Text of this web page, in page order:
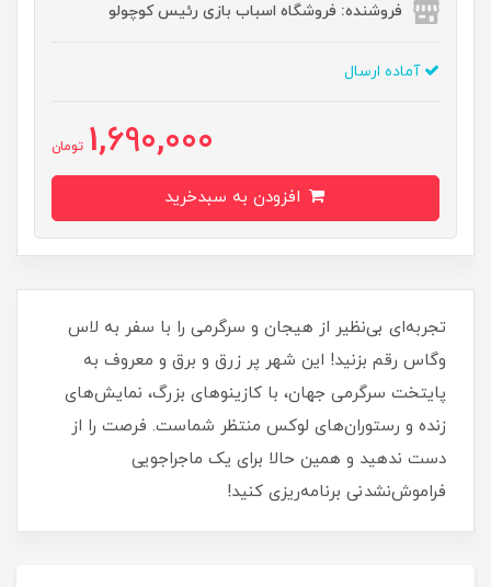
فروشنده: فروشگاه اسباب بازی رئیس کوچولو
آماده ارسال
1,690,000 تومان
تجربه‌ای بی‌نظیر از هیجان و سرگرمی را با سفر به لاس
وگاس رقم بزنید! این شهر پر زرق و برق و معروف به
پایتخت سرگرمی جهان، با کازینوهای بزرگ، نمایش‌های
زنده و رستوران‌های لوکس منتظر شماست. فرصت را از
دست ندهید و همین حالا برای یک ماجراجویی
فراموش‌نشدنی برنامه‌ریزی کنید!